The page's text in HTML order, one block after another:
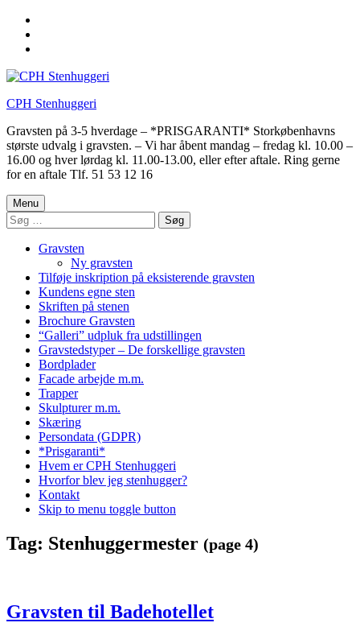
content
footer
CPH Stenhuggeri
Gravsten på 3-5 hverdage – *PRISGARANTI* Storkøbenhavns
største udvalg i gravsten. – Vi har åbent mandag – fredag kl. 10.00 –
16.00 og hver lørdag kl. 11.00-13.00, eller efter aftale. Ring gerne
for en aftale Tlf. 51 53 12 16
Menu
Søg
efter:
Gravsten
Ny gravsten
Tilføje inskription på eksisterende gravsten
Kundens egne sten
Skriften på stenen
Brochure Gravsten
“Galleri” udpluk fra udstillingen
Gravstedstyper – De forskellige gravsten
Bordplader
Facade arbejde m.m.
Trapper
Skulpturer m.m.
Skæring
Persondata (GDPR)
*Prisgaranti*
Hvem er CPH Stenhuggeri
Hvorfor blev jeg stenhugger?
Kontakt
Skip to menu toggle button
Tag: Stenhuggermester (page 4)
Gravsten til Badehotellet